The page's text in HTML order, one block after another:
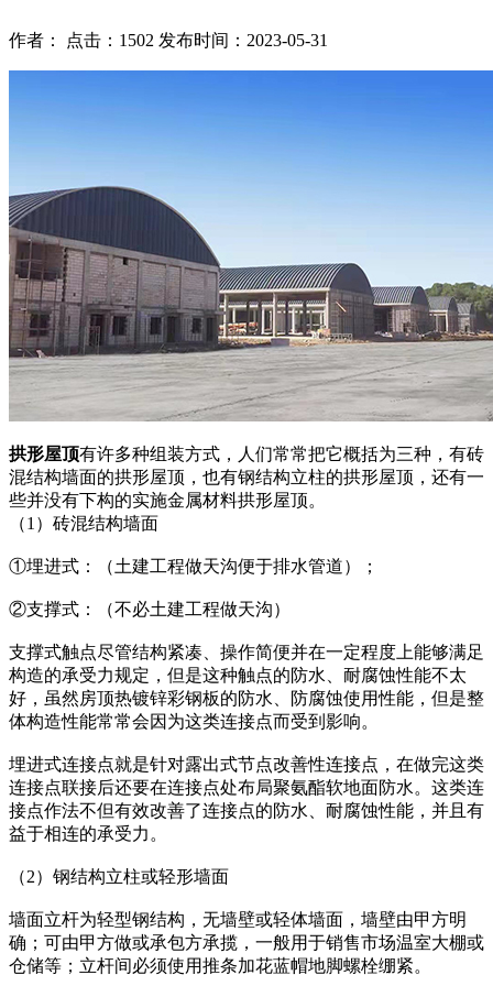
作者： 点击：1502 发布时间：2023-05-31
拱形屋顶有许多种组装方式，人们常常把它概括为三种，有砖
混结构墙面的拱形屋顶，也有钢结构立柱的拱形屋顶，还有一
些并没有下构的实施金属材料拱形屋顶。
（1）砖混结构墙面
①埋进式：（土建工程做天沟便于排水管道）；
②支撑式：（不必土建工程做天沟）
支撑式触点尽管结构紧凑、操作简便并在一定程度上能够满足
构造的承受力规定，但是这种触点的防水、耐腐蚀性能不太
好，虽然房顶热镀锌彩钢板的防水、防腐蚀使用性能，但是整
体构造性能常常会因为这类连接点而受到影响。
埋进式连接点就是针对露出式节点改善性连接点，在做完这类
连接点联接后还要在连接点处布局聚氨酯软地面防水。这类连
接点作法不但有效改善了连接点的防水、耐腐蚀性能，并且有
益于相连的承受力。
（2）钢结构立柱或轻形墙面
墙面立杆为轻型钢结构，无墙壁或轻体墙面，墙壁由甲方明
确；可由甲方做或承包方承揽，一般用于销售市场温室大棚或
仓储等；立杆间必须使用推条加花蓝帽地脚螺栓绷紧。